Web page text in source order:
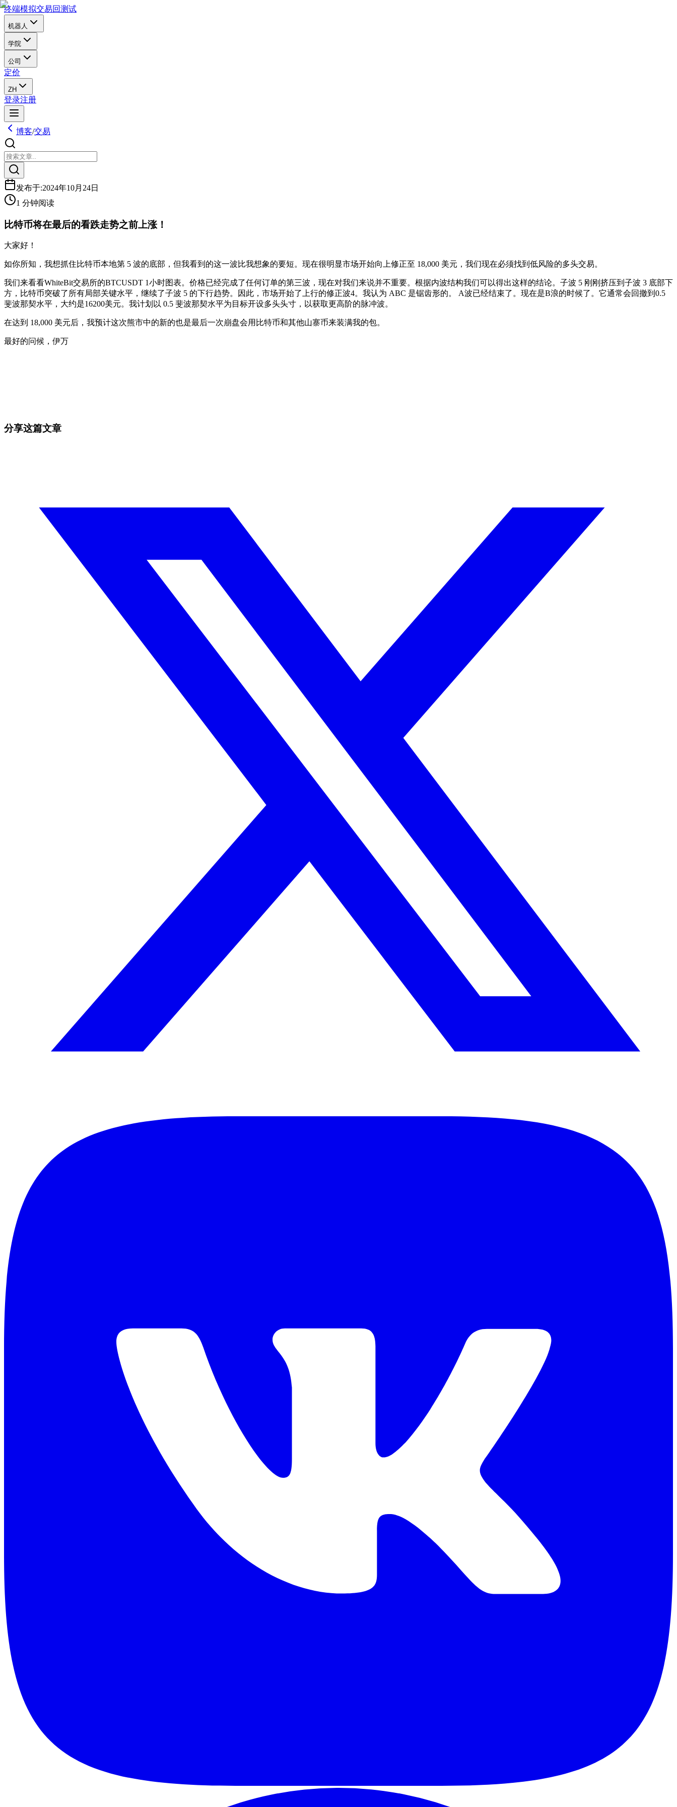
终端模拟交易回测试
机器人
学院
公司
定价
ZH
登录注册
博客/交易
发布于:2024年10月24日
1 分钟阅读
比特币将在最后的看跌走势之前上涨！
大家好！
如你所知，我想抓住比特币本地第 5 波的底部，但我看到的这一波比我想象的要短。现在很明显市场开始向上修正至 18,000 美元，我们现在必须找到低风险的多​​头交易。
我们来看看WhiteBit交易所的BTCUSDT 1小时图表。价格已经完成了任何订单的第三波，现在对我们来说并不重要。根据内波结构我们可以得出这样的结论。子波 5 刚刚挤压到子波 3 底部下
方，比特币突破了所有局部关键水平，继续了子波 5 的下行趋势。因此，市场开始了上行的修正波4。我认为 ABC 是锯齿形的。 A波已经结束了。现在是B浪的时候了。它通常会回撤到0.5
斐波那契水平，大约是16200美元。我计划以 0.5 斐波那契水平为目标开设多头头寸，以获取更高阶的脉冲波。
在达到 18,000 美元后，我预计这次熊市中的新的也是最后一次崩盘会用比特币和其他山寨币来装满我的包。
最好的问候，伊万
分享这篇文章